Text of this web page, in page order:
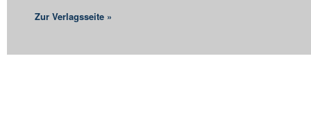
Zur Verlagsseite »